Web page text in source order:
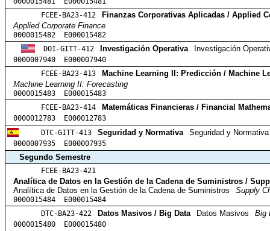
FCEE-BA23-412
Finanzas Corporativas Aplicadas / Applied
Applied Corporate Finance
0000015482 E000015482
DOI-GITT-412
Investigación Operativa
Investigación
0000007940 E000007940
FCEE-BA23-413
Machine Learning II: Predicción / Machine
Machine Learning II: Forecasting
0000015483 E000015483
FCEE-BA23-414
Matemáticas Financieras / Financial
0000012783 E000012783
DTC-GITT-413
Seguridad y Normativa
Seguridad y Normativa
0000007935 E000007935
Segundo Semestre
FCEE-BA23-421
Analítica de Datos en la Gestión de la Cadena de Suministros /
Analítica de Datos en la Gestión de la Cadena de Suministros
Supply
0000015484 E000015484
DTC-BA23-422
Datos Masivos / Big Data Datos Masivos
Big
0000015480 E000015480